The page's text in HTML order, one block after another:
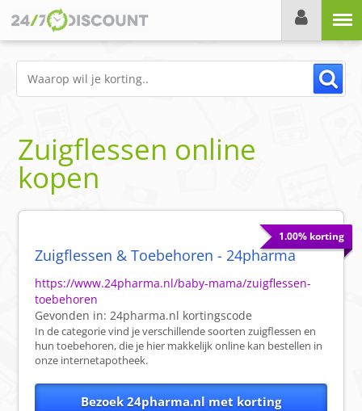
Zuigflessen online
kopen
1.00% korting
Zuigflessen & Toebehoren - 24pharma
https://www.24pharma.nl/baby-mama/zuigflessen-
toebehoren
Gevonden in:24pharma.nl kortingscode
In de categorie vind je verschillende soorten zuigflessen en
hun toebehoren, die je hier makkelijk online kan bestellen in
onze internetapotheek.
Bezoek 24pharma.nl met korting